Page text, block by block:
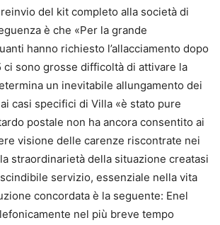
del kit completo alla società di
è che «Per la grande
hanno richiesto l’allacciamento dopo
ci sono grosse difficoltà di attivare la
un inevitabile allungamento dei
casi specifici di Villa «è stato pure
postale non ha ancora consentito ai
visione delle carenze riscontrate nei
straordinarietà della situazione creatasi
servizio, essenziale nella vita
concordata è la seguente: Enel
nel più breve tempo